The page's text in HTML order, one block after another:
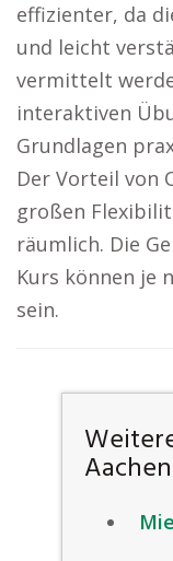
effizienter, da
und leicht
vermittelt
interaktiven
Grundlagen
Der Vorteil von
großen
räumlich. Die
Kurs können je
sein.
Aachen